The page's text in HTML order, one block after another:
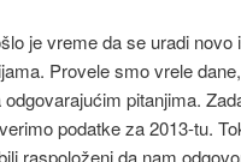
je vreme da se uradi
Provele smo vrele dane,
pitanjima.
podatke za 2013-tu.
raspoloženi da nam